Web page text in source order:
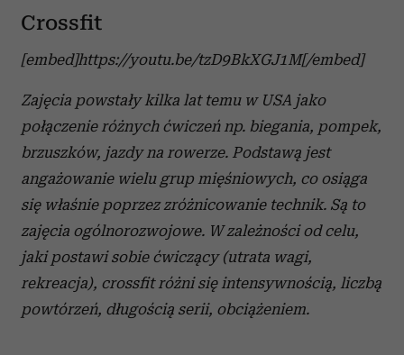
Crossfit
[embed]https://youtu.be/tzD9BkXGJ1M[/embed]
Zajęcia powstały kilka lat temu w USA jako
połączenie różnych ćwiczeń np. biegania, pompek,
brzuszków, jazdy na rowerze. Podstawą jest
angażowanie wielu grup mięśniowych, co osiąga
się właśnie poprzez zróżnicowanie technik. Są to
zajęcia ogólnorozwojowe. W zależności od celu,
jaki postawi sobie ćwiczący (utrata wagi,
rekreacja), crossfit różni się intensywnością, liczbą
powtórzeń, długością serii, obciążeniem.